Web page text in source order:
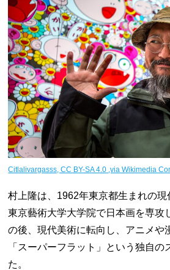
Citlalivargasss, CC BY-SA 4.0 ,via Wikimedia
村上隆は、1962年東京都生まれの現
東京藝術大学大学院で日本画を専攻
の後、現代美術に転向し、アニメや
「スーパーフラット」という独自の
た。